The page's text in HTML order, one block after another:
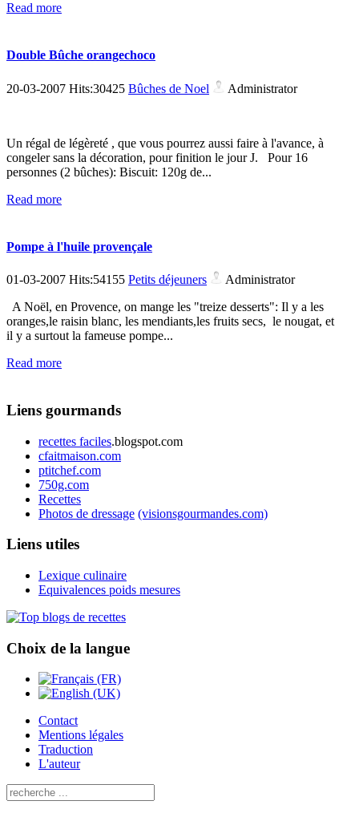
Read more
Double Bûche orangechoco
20-03-2007 Hits:30425 Bûches de Noel Administrator
Un régal de légèreté , que vous pourrez aussi faire à l'avance, à
congeler sans la décoration, pour finition le jour J. Pour 16
personnes (2 bûches): Biscuit: 120g de...
Read more
Pompe à l'huile provençale
01-03-2007 Hits:54155 Petits déjeuners
Administrator
A Noël, en Provence, on mange les "treize desserts": Il y a les
oranges,le raisin blanc, les mendiants,les fruits secs, le nougat, et
il y a surtout la fameuse pompe...
Read more
Liens gourmands
recettes faciles.blogspot.com
cfaitmaison.com
ptitchef.com
750g.com
Recettes
Photos de dressage (visionsgourmandes.com)
Liens utiles
Lexique culinaire
Equivalences poids mesures
Choix de la langue
Contact
Mentions légales
Traduction
L'auteur